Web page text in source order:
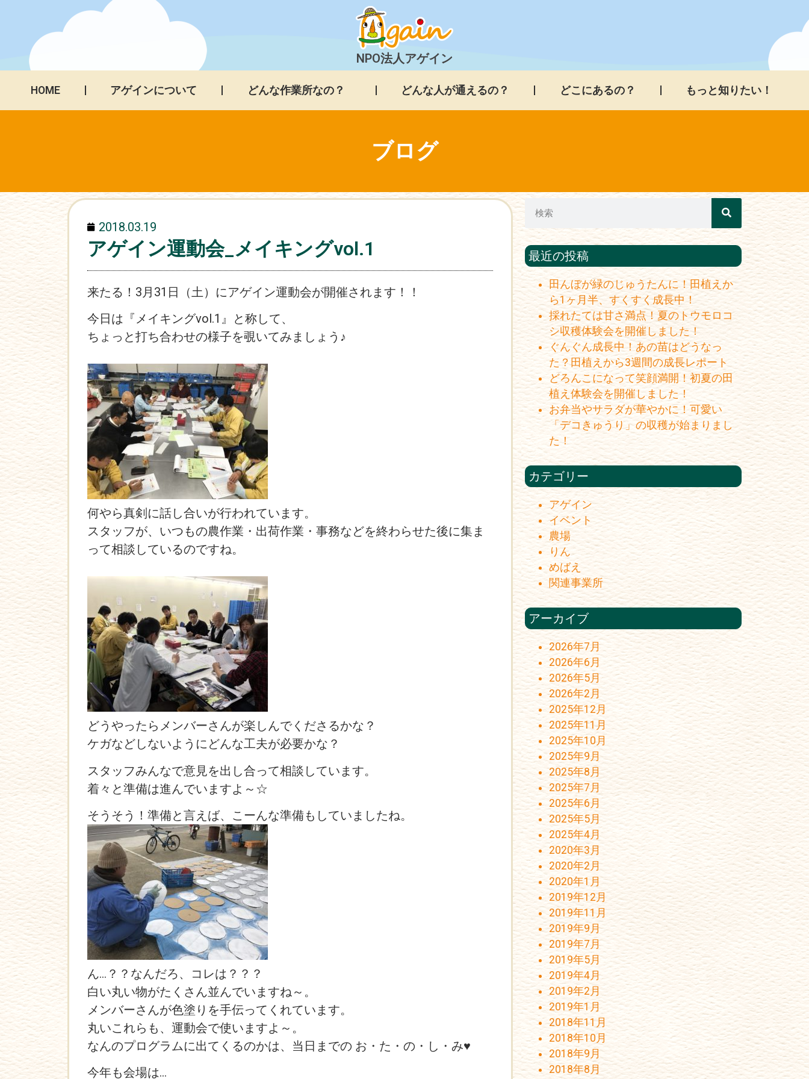
NPO法人アゲイン
HOME アゲインについて どんな作業所なの？ どんな人が通えるの？ どこにあるの？ もっと知りたい！
ブログ
2018.03.19
アゲイン運動会_メイキングvol.1
来たる！3月31日（土）にアゲイン運動会が開催されます！！
今日は『メイキングvol.1』と称して、
ちょっと打ち合わせの様子を覗いてみましょう♪
何やら真剣に話し合いが行われています。
スタッフが、いつもの農作業・出荷作業・事務などを終わらせた後に集ま
って相談しているのですね。
どうやったらメンバーさんが楽しんでくださるかな？
ケガなどしないようにどんな工夫が必要かな？
スタッフみんなで意見を出し合って相談しています。
着々と準備は進んでいますよ～☆
そうそう！準備と言えば、こーんな準備もしていましたね。
ん…？？なんだろ、コレは？？？
白い丸い物がたくさん並んでいますね～。
メンバーさんが色塗りを手伝ってくれています。
丸いこれらも、運動会で使いますよ～。
なんのプログラムに出てくるのかは、当日までの お・た・の・し・み♥
今年も会場は…
最近の投稿
田んぼが緑のじゅうたんに！田植えか
ら1ヶ月半、すくすく成長中！
採れたては甘さ満点！夏のトウモロコ
シ収穫体験会を開催しました！
ぐんぐん成長中！あの苗はどうなっ
た？田植えから3週間の成長レポート
どろんこになって笑顔満開！初夏の田
植え体験会を開催しました！
お弁当やサラダが華やかに！可愛い
「デコきゅうり」の収穫が始まりまし
た！
カテゴリー
アゲイン
イベント
農場
りん
めばえ
関連事業所
アーカイブ
2026年7月
2026年6月
2026年5月
2026年2月
2025年12月
2025年11月
2025年10月
2025年9月
2025年8月
2025年7月
2025年6月
2025年5月
2025年4月
2020年3月
2020年2月
2020年1月
2019年12月
2019年11月
2019年9月
2019年7月
2019年5月
2019年4月
2019年2月
2019年1月
2018年11月
2018年10月
2018年9月
2018年8月